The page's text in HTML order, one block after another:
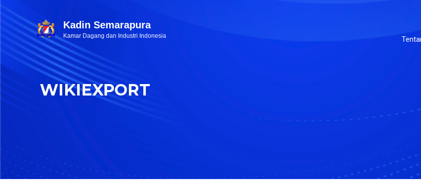
Kadin Semarapura
Kamar Dagang dan Industri Indonesia
WIKIEXPORT